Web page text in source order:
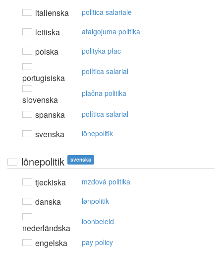
italienska politica salariale
lettiska atalgojuma politika
polska polityka płac
portugisiska
política salarial
slovenska
plačna politika
spanska política salarial
svenska lönepolitik
lönepolitik svenska
tjeckiska mzdová politika
danska lønpolitik
nederländska
loonbeleid
engelska pay policy